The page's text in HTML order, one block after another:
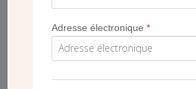
Adresse électronique*